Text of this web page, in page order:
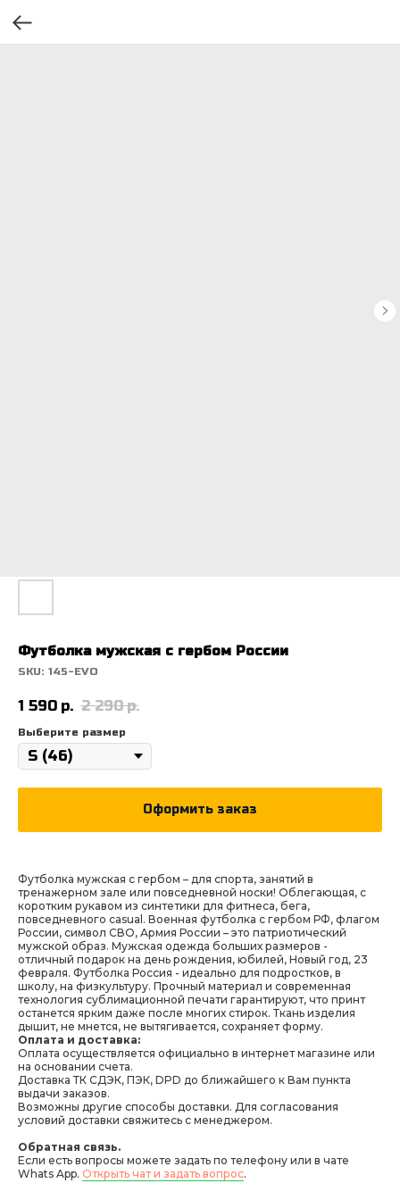
Футболка мужская с гербом России
SKU: 145-EVO
1 590 р. 2 290 р.
Выберите размер
Оформить заказ
Футболка мужская с гербом – для спорта, занятий в
тренажерном зале или повседневной носки! Облегающая, с
коротким рукавом из синтетики для фитнеса, бега,
повседневного casual. Военная футболка с гербом РФ, флагом
России, символ СВО, Армия России – это патриотический
мужской образ. Мужская одежда больших размеров -
отличный подарок на день рождения, юбилей, Новый год, 23
февраля. Футболка Россия - идеально для подростков, в
школу, на физкультуру. Прочный материал и современная
технология сублимационной печати гарантируют, что принт
останется ярким даже после многих стирок. Ткань изделия
дышит, не мнется, не вытягивается, сохраняет форму.
Оплата и доставка:
Оплата осуществляется официально в интернет магазине или
на основании счета.
Доставка ТК СДЭК, ПЭК, DPD до ближайшего к Вам пункта
выдачи заказов.
Возможны другие способы доставки. Для согласования
условий доставки свяжитесь с менеджером.
Обратная связь.
Если есть вопросы можете задать по телефону или в чате
Whats App. Открыть чат и задать вопрос.